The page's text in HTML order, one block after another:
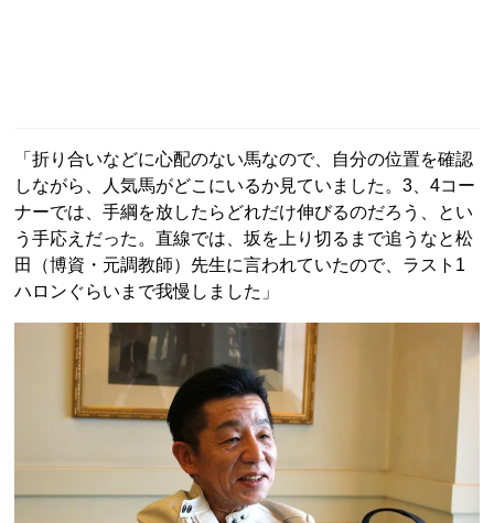
「折り合いなどに心配のない馬なので、自分の位置を確認
しながら、人気馬がどこにいるか見ていました。3、4コー
ナーでは、手綱を放したらどれだけ伸びるのだろう、とい
う手応えだった。直線では、坂を上り切るまで追うなと松
田（博資・元調教師）先生に言われていたので、ラスト1
ハロンぐらいまで我慢しました」